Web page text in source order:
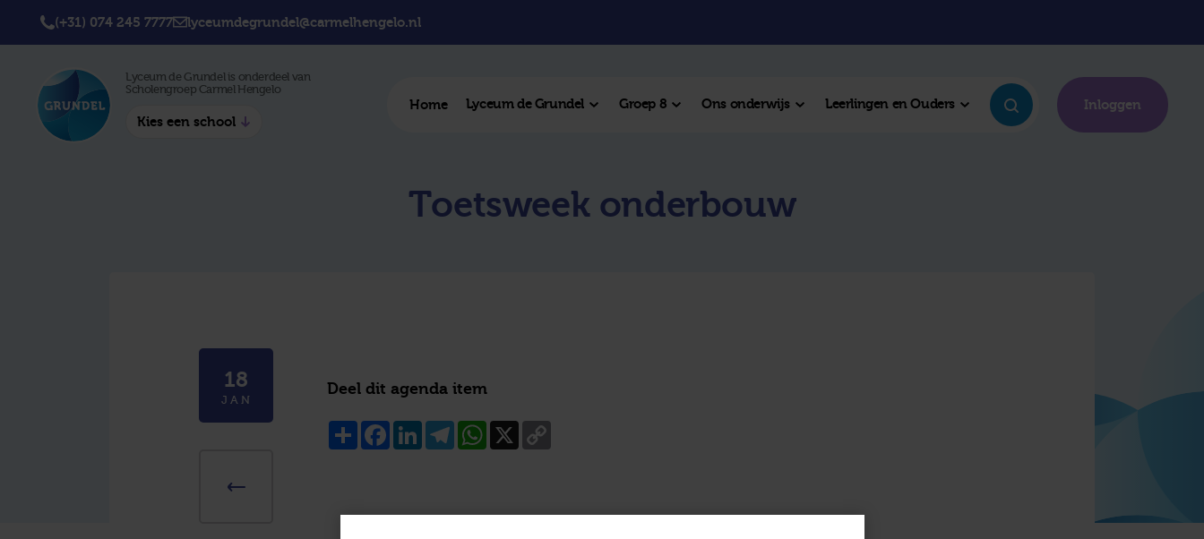
(+31) 074 245 7777 lyceumdegrundel@carmelhengelo.nl
Lyceum de Grundel is onderdeel van
Scholengroep Carmel Hengelo
Kies een school
Home Lyceum de Grundel Groep 8 Ons onderwijs Leerlingen en Ouders Inloggen
Toetsweek onderbouw
18
JAN
Deel dit agenda item
ShareFacebookLinkedInTelegramWhatsApp